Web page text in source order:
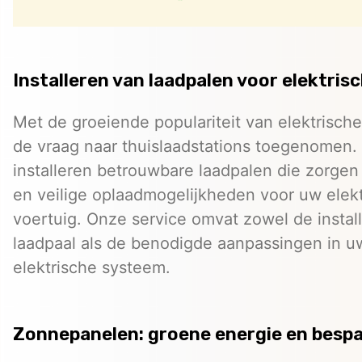
Installeren van laadpalen voor
Met de groeiende populariteit van elektrische
de vraag naar thuislaadstations toegenomen.
installeren betrouwbare laadpalen die
en veilige oplaadmogelijkheden voor uw
voertuig. Onze service omvat zowel de
laadpaal als de benodigde aanpassingen in
elektrische systeem.
Zonnepanelen: groene energie en